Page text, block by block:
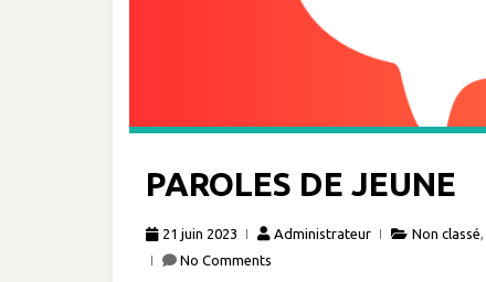
PAROLES DE JEUNE
21 juin 2023 Administrateur Non classé,
No Comments